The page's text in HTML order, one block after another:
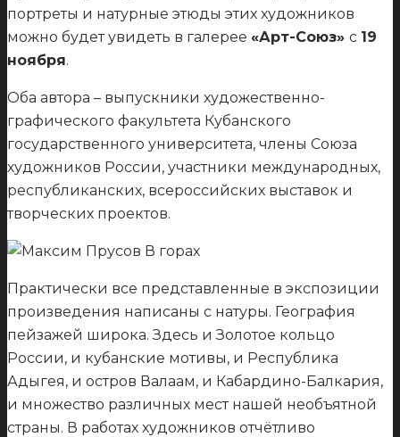
портреты и натурные этюды этих художников
можно будет увидеть в галерее «Арт-Союз» с 19
ноября.
Оба автора – выпускники художественно-
графического факультета Кубанского
государственного университета, члены Союза
художников России, участники международных,
республиканских, всероссийских выставок и
творческих проектов.
Практически все представленные в экспозиции
произведения написаны с натуры. География
пейзажей широка. Здесь и Золотое кольцо
России, и кубанские мотивы, и Республика
Адыгея, и остров Валаам, и Кабардино-Балкария,
и множество различных мест нашей необъятной
страны. В работах художников отчётливо